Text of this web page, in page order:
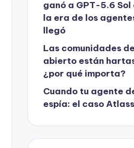
ganó a GPT-5.6 Sol
la era de los
llegó
Las comunidades
abierto están
¿por qué importa?
Cuando tu agente
espía: el caso